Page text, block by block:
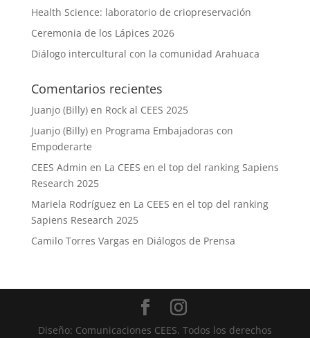
Health Science: laboratorio de criopreservación
Ceremonia de los Lápices 2026
Diálogo intercultural con la comunidad Arahuaca
Comentarios recientes
Juanjo (Billy)en Rock al CEES 2025
Juanjo (Billy)en Programa Embajadoras con
Empoderarte
CEES Admin en La CEES en el top del ranking Sapiens
Research 2025
Mariela Rodríguez en La CEES en el top del ranking
Sapiens Research 2025
Camilo Torres Vargas en Diálogos de Prensa
Diseño: Comunicaciones CEES. Todos los derechos